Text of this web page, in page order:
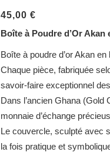
45,00 €
Boîte à Poudre d’Or
Boîte à poudre d’or Akan
Chaque pièce, fabriquée
savoir-faire exceptionnel
Dans l’ancien Ghana (Gold
monnaie d’échange
Le couvercle, sculpté avec
la fois pratique et